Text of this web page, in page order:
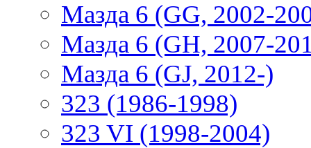
Мазда 6 (GG, 2002-
Мазда 6 (GH, 2007-
Мазда 6 (GJ, 2012-)
323 (1986-1998)
323 VI (1998-2004)